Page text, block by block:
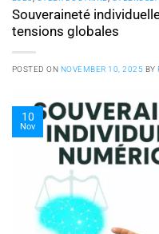
Souveraineté
tensions globales
POSTED ON NOVEMBER 10, 2025 BY
10
Nov